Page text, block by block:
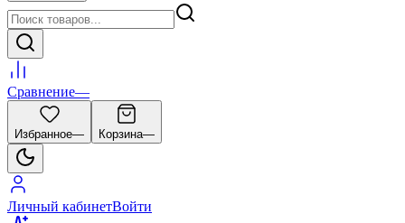
Сравнение—
Избранное— Корзина—
Личный кабинетВойти